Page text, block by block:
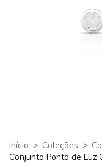
Início > Coleções >
Conjunto Ponto de Luz